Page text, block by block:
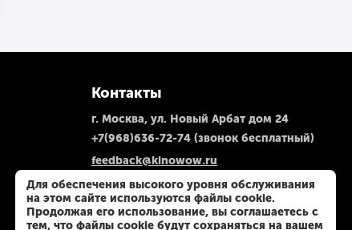
Контакты
г. Москва, ул. Новый Арбат дом 24
+7(968)636-72-74(звонок бесплатный)
feedback@kinowow.ru
Посмотреть на карте
Для обеспечения высокого уровня обслуживания
на этом сайте используются файлы cookie.
Продолжая его использование, вы соглашаетесь с
тем, что файлы cookie будут сохраняться на вашем